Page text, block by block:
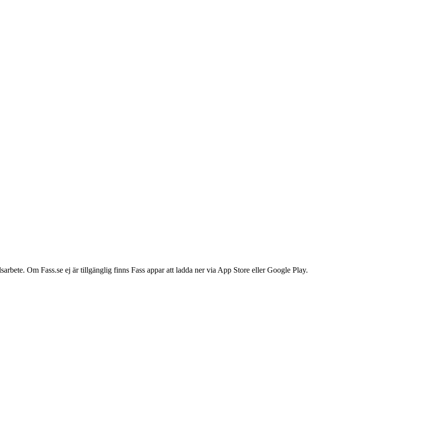
Om Fass.se ej är tillgänglig finns Fass appar att ladda ner via App Store eller Google Play.